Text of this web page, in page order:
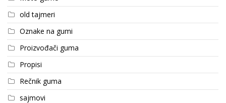
old tajmeri
Oznake na gumi
Proizvođači guma
Propisi
Rečnik guma
sajmovi